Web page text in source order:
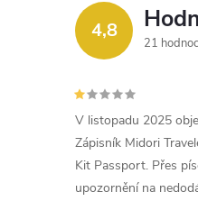
4,8
21
V listopadu 2025
Zápisník Midori
Kit Passport. Přes
upozornění na